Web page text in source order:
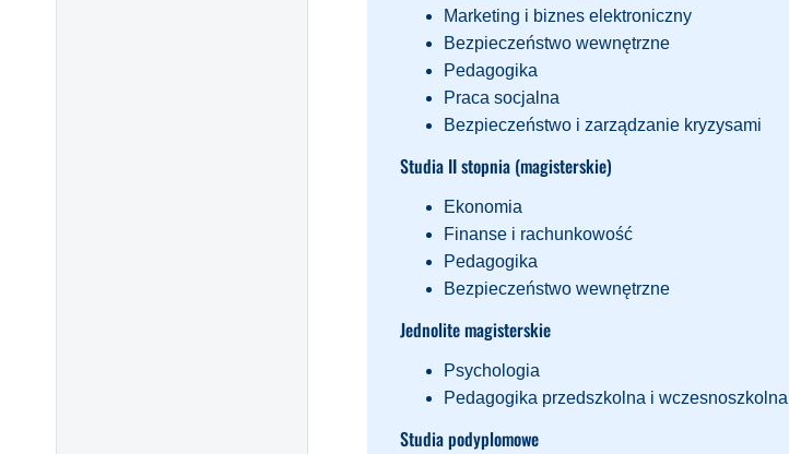
Marketing i biznes elektroniczny
Bezpieczeństwo wewnętrzne
Pedagogika
Praca socjalna
Bezpieczeństwo i zarządzanie kryzysami
Studia II stopnia (magisterskie)
Ekonomia
Finanse i rachunkowość
Pedagogika
Bezpieczeństwo wewnętrzne
Jednolite magisterskie
Psychologia
Pedagogika przedszkolna i wczesnoszkolna
Studia podyplomowe